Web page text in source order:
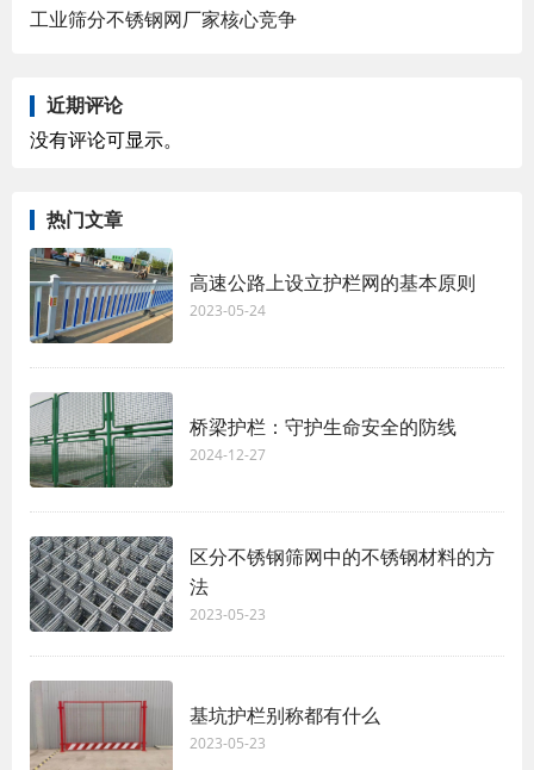
工业筛分不锈钢网厂家核心竞争
近期评论
没有评论可显示。
热门文章
高速公路上设立护栏网的基本原则
2023-05-24
桥梁护栏：守护生命安全的防线
2024-12-27
区分不锈钢筛网中的不锈钢材料的方
法
2023-05-23
基坑护栏​别称都有什么
2023-05-23